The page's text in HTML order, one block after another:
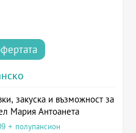
закуска и възможност за
Мария Антоанета
+ полупансион